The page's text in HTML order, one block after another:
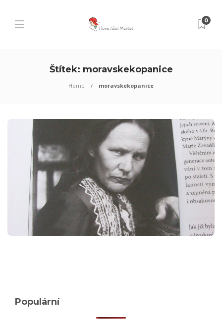
0
Štítek: moravskekopanice
Home moravskekopanice
Populární